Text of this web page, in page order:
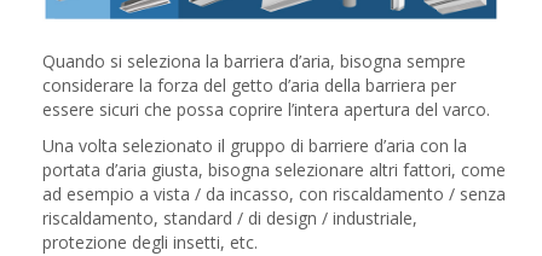
Quando si seleziona la barriera d’aria, bisogna sempre
considerare la forza del getto d’aria della barriera per
essere sicuri che possa coprire l’intera apertura del varco.
Una volta selezionato il gruppo di barriere d’aria con la
portata d’aria giusta, bisogna selezionare altri fattori, come
ad esempio a vista / da incasso, con riscaldamento / senza
riscaldamento, standard / di design / industriale,
protezione degli insetti, etc.